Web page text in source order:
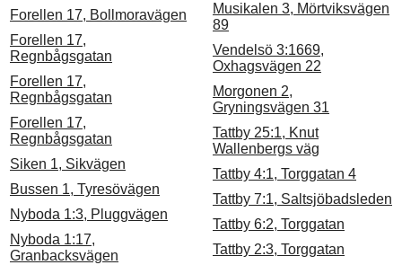
Forellen 17, Bollmoravägen
Forellen 17,
Regnbågsgatan
Forellen 17,
Regnbågsgatan
Forellen 17,
Regnbågsgatan
Siken 1, Sikvägen
Bussen 1, Tyresövägen
Nyboda 1:3, Pluggvägen
Nyboda 1:17,
Granbacksvägen
Musikalen 3, Mörtviksvägen
89
Vendelsö 3:1669,
Oxhagsvägen 22
Morgonen 2,
Gryningsvägen 31
Tattby 25:1, Knut
Wallenbergs väg
Tattby 4:1, Torggatan 4
Tattby 7:1, Saltsjöbadsleden
Tattby 6:2, Torggatan
Tattby 2:3, Torggatan